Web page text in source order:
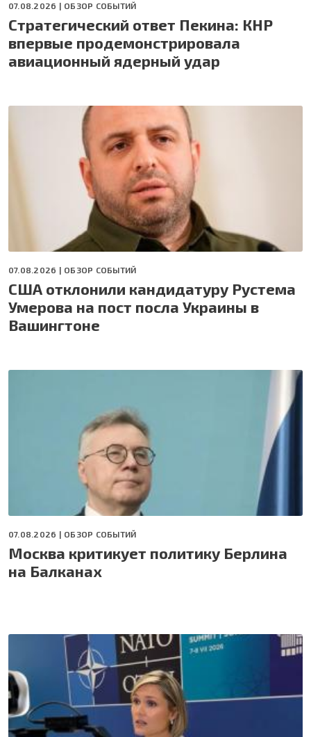
07.08.2026 | ОБЗОР СОБЫТИЙ
Стратегический ответ Пекина: КНР
впервые продемонстрировала
авиационный ядерный удар
07.08.2026 | ОБЗОР СОБЫТИЙ
США отклонили кандидатуру Рустема
Умерова на пост посла Украины в
Вашингтоне
07.08.2026 | ОБЗОР СОБЫТИЙ
Москва критикует политику Берлина
на Балканах